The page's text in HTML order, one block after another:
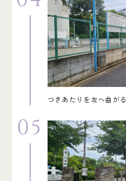
つきあたりを左へ曲がる
05